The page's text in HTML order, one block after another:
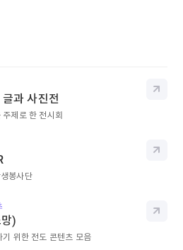
과 사진전
제로 한 전시회
바로
봉사단
바로
)
기 위한 전도 콘텐츠 모음
바로